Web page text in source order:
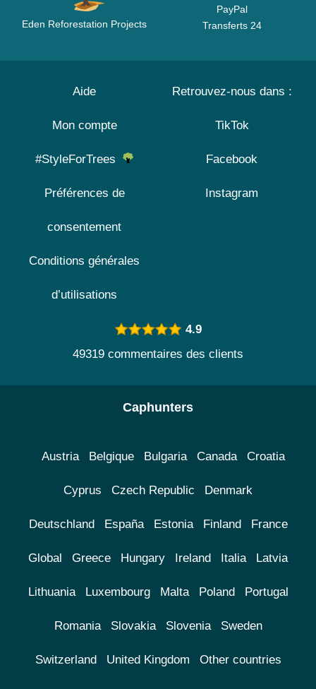
Eden Reforestation Projects
PayPal
Transferts 24
Aide
Mon compte
#StyleForTrees
Préférences de
consentement
Conditions générales
d’utilisations
Retrouvez-nous dans :
TikTok
Facebook
Instagram
4.9
49319 commentaires des clients
Caphunters
Austria Belgique Bulgaria Canada Croatia
Cyprus Czech Republic Denmark
Deutschland España Estonia Finland France
Global Greece Hungary Ireland Italia Latvia
Lithuania Luxembourg Malta Poland Portugal
Romania Slovakia Slovenia Sweden
Switzerland United Kingdom Other countries